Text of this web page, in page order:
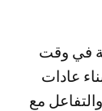
في وقت
عادات
مع